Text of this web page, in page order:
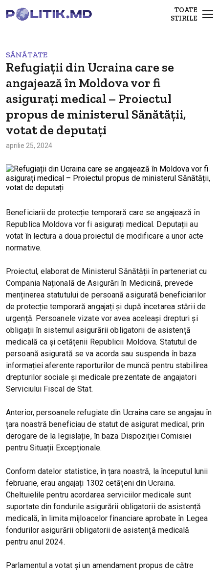
TOATE
STIRILE
SĂNĂTATE
Refugiații din Ucraina care se
angajează în Moldova vor fi
asigurați medical – Proiectul
propus de ministerul Sănătății,
votat de deputați
aprilie 25, 2024
Beneficiarii de protecție temporară care se angajează în
Republica Moldova vor fi asigurați medical. Deputații au
votat în lectura a doua proiectul de modificare a unor acte
normative.
Proiectul, elaborat de Ministerul Sănătății în parteneriat cu
Compania Națională de Asigurări în Medicină, prevede
menținerea statutului de persoană asigurată beneficiarilor
de protecție temporară angajați și după încetarea stării de
urgență. Persoanele vizate vor avea aceleași drepturi și
obligații în sistemul asigurării obligatorii de asistență
medicală ca și cetățenii Republicii Moldova. Statutul de
persoană asigurată se va acorda sau suspenda în baza
informației aferente raporturilor de muncă pentru stabilirea
drepturilor sociale și medicale prezentate de angajatori
Serviciului Fiscal de Stat.
Anterior, persoanele refugiate din Ucraina care se angajau în
țara noastră beneficiau de statut de asigurat medical, prin
derogare de la legislație, în baza Dispoziției Comisiei
pentru Situații Excepționale.
Conform datelor statistice, în țara noastră, la începutul lunii
februarie, erau angajați 1302 cetățeni din Ucraina.
Cheltuielile pentru acordarea serviciilor medicale sunt
suportate din fondurile asigurării obligatorii de asistență
medicală, în limita mijloacelor financiare aprobate în Legea
fondurilor asigurării obligatorii de asistență medicală
pentru anul 2024.
Parlamentul a votat și un amendament propus de către